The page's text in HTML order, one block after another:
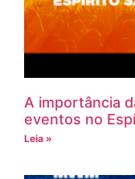
A importância
eventos no
Leia »